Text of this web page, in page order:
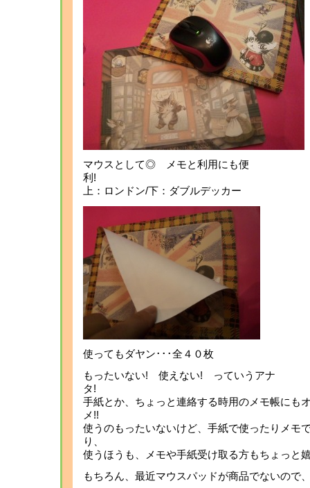
マウスとして◎ メモと利用にも便
上：ロンドン/下：ダブルデッカー
使ってもダヤン･･･全４０枚
もったいない! 使えない! っていうアナ
手紙とか、ちょっと連絡する時用のメモ帳にも
使うのもったいないけど、手紙で使ったりメモ
り
使うほうも、メモや手紙受け取る方もちょっと
もちろん、最近マウスパッドが商品でないので